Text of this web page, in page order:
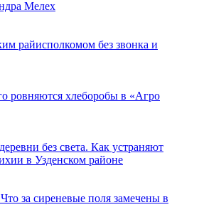
Мелех
райисполкомом без звонка и
ровняются хлеборобы в «Агро
без света. Как устраняют
в Узденском районе
за сиреневые поля замечены в